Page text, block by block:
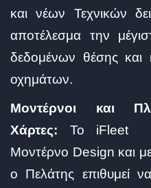
και νέων Τεχνικών
αποτέλεσμα την
δεδομένων θέσης και
οχημάτων.
Μοντέρνοι και
Χάρτες: Το iFleet
Μοντέρνο Design και
ο Πελάτης επιθυμεί